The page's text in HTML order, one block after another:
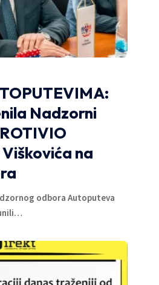
Nadzorni
na
odbora Autoputeva